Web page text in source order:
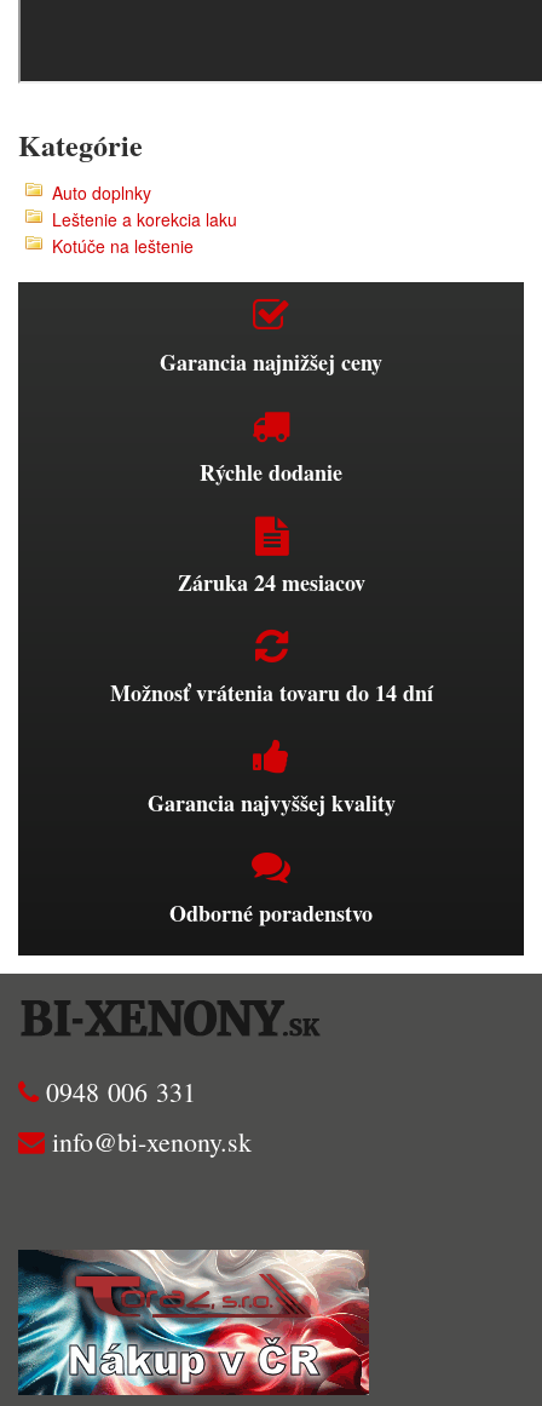
Kategórie
Auto doplnky
Leštenie a korekcia laku
Kotúče na leštenie
Garancia najnižšej ceny
Rýchle dodanie
Záruka 24 mesiacov
Možnosť vrátenia tovaru do 14 dní
Garancia najvyššej kvality
Odborné poradenstvo
0948 006 331
info@bi-xenony.sk